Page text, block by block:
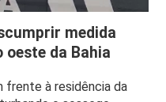
medida
da Bahia
frente à residência da